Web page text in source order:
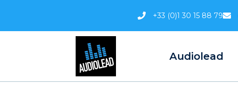
+33 (0)1 30 15 88 79
Audiolead